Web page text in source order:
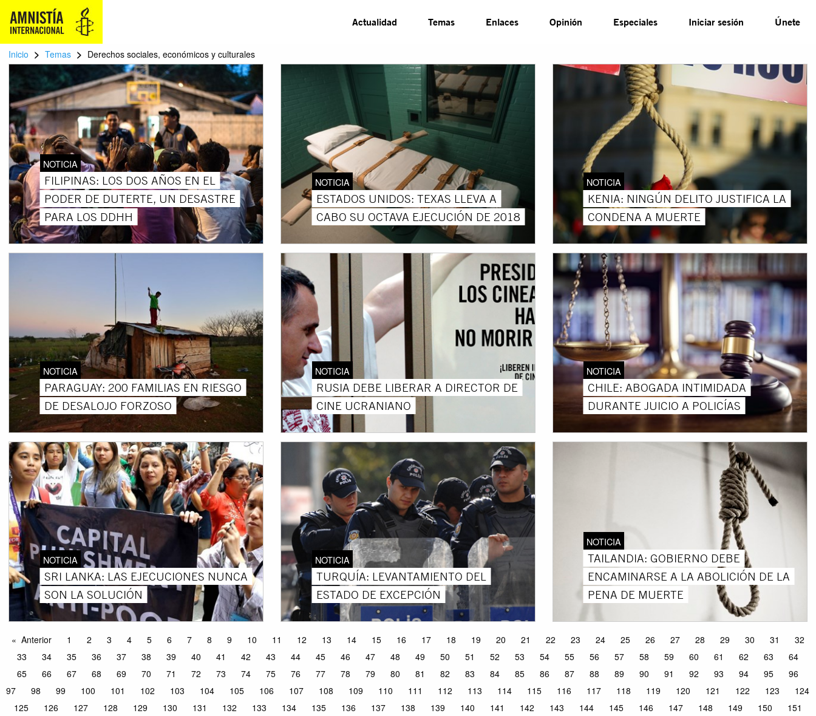
Actualidad Temas Enlaces Opinión Especiales Iniciar sesión Únete
Inicio > Temas > Derechos sociales, económicos y culturales
NOTICIA
FILIPINAS: LOS DOS AÑOS EN EL
PODER DE DUTERTE, UN DESASTRE
PARA LOS DDHH
NOTICIA
ESTADOS UNIDOS: TEXAS LLEVA A
CABO SU OCTAVA EJECUCIÓN DE 2018
NOTICIA
KENIA: NINGÚN DELITO JUSTIFICA LA
CONDENA A MUERTE
NOTICIA
PARAGUAY: 200 FAMILIAS EN RIESGO
DE DESALOJO FORZOSO
NOTICIA
RUSIA DEBE LIBERAR A DIRECTOR DE
CINE UCRANIANO
NOTICIA
CHILE: ABOGADA INTIMIDADA
DURANTE JUICIO A POLICÍAS
NOTICIA
SRI LANKA: LAS EJECUCIONES NUNCA
SON LA SOLUCIÓN
NOTICIA
TURQUÍA: LEVANTAMIENTO DEL
ESTADO DE EXCEPCIÓN
NOTICIA
TAILANDIA: GOBIERNO DEBE
ENCAMINARSE A LA ABOLICIÓN DE LA
PENA DE MUERTE
Anterior 1 2 3 4 5 6 7 8 9 10 11 12 13 14 15 16 17 18 19 20 21 22 23 24 25 26 27 28 29 30 31
32
33
34 35 36 37 38 39 40 41 42 43 44 45 46 47 48 49 50 51 52 53 54 55 56 57 58 59 60 61 62 63
64
65
66 67 68 69 70 71 72 73 74 75 76 77 78 79 80 81 82 83 84 85 86 87 88 89 90 91 92 93 94 95
96
97
98 99 100 101 102 103 104 105 106 107 108 109 110 111 112 113 114 115 116 117 118 119 120 121 122 123
124
125
126 127 128 129 130 131 132 133 134 135 136 137 138 139 140 141 142 143 144 145 146 147 148 149 150
151